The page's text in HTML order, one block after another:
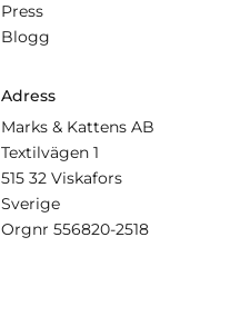
Press
Blogg
Adress
Marks & Kattens AB
Textilvägen 1
515 32 Viskafors
Sverige
Orgnr 556820-2518